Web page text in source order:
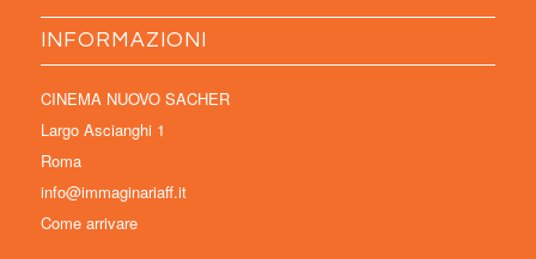
INFORMAZIONI
CINEMA NUOVO SACHER
Largo Ascianghi 1
Roma
info@immaginariaff.it
Come arrivare